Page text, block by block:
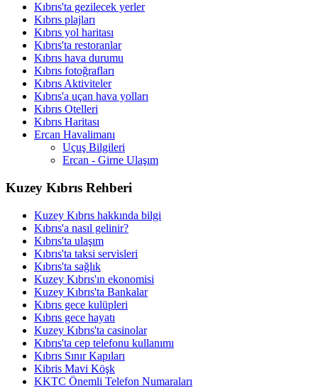
Kıbrıs'ta gezilecek yerler
Kıbrıs plajları
Kıbrıs yol haritası
Kıbrıs'ta restoranlar
Kıbrıs hava durumu
Kıbrıs fotoğrafları
Kıbrıs Aktiviteler
Kıbrıs'a uçan hava yolları
Kıbrıs Otelleri
Kıbrıs Haritası
Ercan Havalimanı
Uçuş Bilgileri
Ercan - Girne Ulaşım
Kuzey Kıbrıs Rehberi
Kuzey Kıbrıs hakkında bilgi
Kıbrıs'a nasıl gelinir?
Kıbrıs'ta ulaşım
Kıbrıs'ta taksi servisleri
Kıbrıs'ta sağlık
Kuzey Kıbrıs'ın ekonomisi
Kuzey Kıbrıs'ta Bankalar
Kıbrıs gece kulüpleri
Kıbrıs gece hayatı
Kuzey Kıbrıs'ta casinolar
Kıbrıs'ta cep telefonu kullanımı
Kıbrıs Sınır Kapıları
Kibris Mavi Köşk
KKTC Önemli Telefon Numaraları